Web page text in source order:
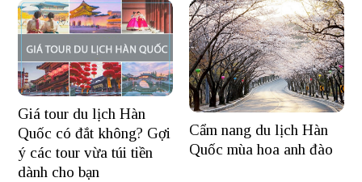
Giá tour du lịch Hàn
Quốc có đắt không? Gợi
ý các tour vừa túi tiền
dành cho bạn
Cẩm nang du lịch Hàn
Quốc mùa hoa anh đào